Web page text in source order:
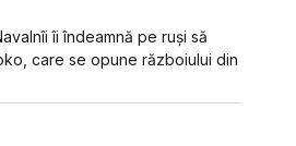
îi îndeamnă pe ruși să
care se opune războiului din